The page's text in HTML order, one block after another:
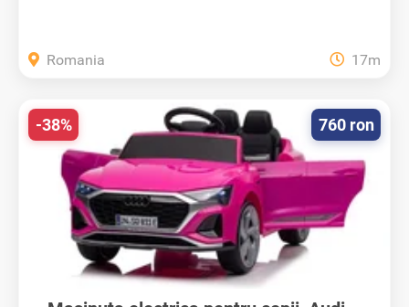
Romania 17m
760 ron
-38%